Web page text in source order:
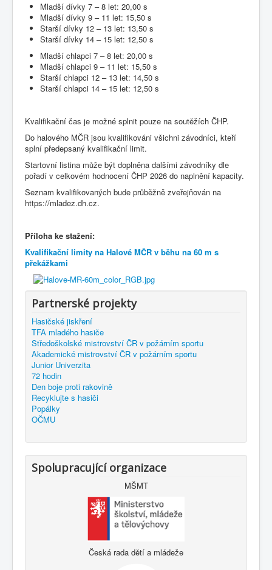
Mladší dívky 7 – 8 let: 20,00 s
Mladší dívky 9 – 11 let: 15,50 s
Starší dívky 12 – 13 let: 13,50 s
Starší dívky 14 – 15 let: 12,50 s
Mladší chlapci 7 – 8 let: 20,00 s
Mladší chlapci 9 – 11 let: 15,50 s
Starší chlapci 12 – 13 let: 14,50 s
Starší chlapci 14 – 15 let: 12,50 s
Kvalifikační čas je možné splnit pouze na soutěžích ČHP.
Do halového MČR jsou kvalifikováni všichni závodníci, kteří
splní předepsaný kvalifikační limit.
Startovní listina může být doplněna dalšími závodníky dle
pořadí v celkovém hodnocení ČHP 2026 do naplnění kapacity.
Seznam kvalifikovaných bude průběžně zveřejňován na
https://mladez.dh.cz.
Příloha ke stažení:
Kvalifikační limity na Halové MČR v běhu na 60 m s
překážkami
Partnerské projekty
Hasičské jiskření
TFA mladého hasiče
Středoškolské mistrovství ČR v požárním sportu
Akademické mistrovství ČR v požárním sportu
Junior Univerzita
72 hodin
Den boje proti rakovině
Recyklujte s hasiči
Popálky
OČMU
Spolupracující organizace
MŠMT
Česká rada dětí a mládeže